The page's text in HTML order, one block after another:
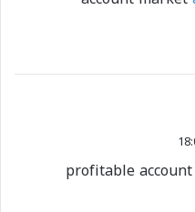
profitable